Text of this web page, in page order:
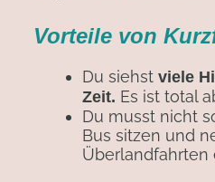
Vorteile von
Du siehst viele
Zeit. Es ist total
Du musst nicht
Bus sitzen und
Überlandfahrten